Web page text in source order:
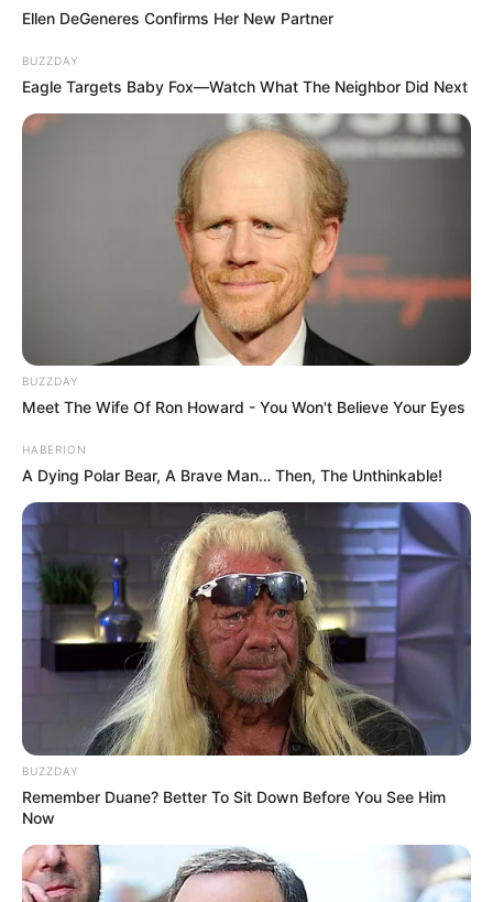
Ellen DeGeneres Confirms Her New Partner
BUZZDAY
Eagle Targets Baby Fox—Watch What The Neighbor Did Next
BUZZDAY
Meet The Wife Of Ron Howard - You Won't Believe Your Eyes
HABERION
A Dying Polar Bear, A Brave Man… Then, The Unthinkable!
BUZZDAY
Remember Duane? Better To Sit Down Before You See Him
Now